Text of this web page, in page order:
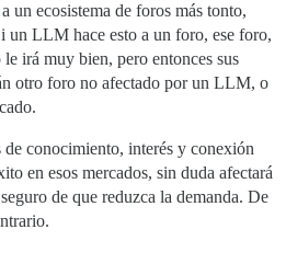
un ecosistema de foros más tonto,
un LLM hace esto a un foro, ese foro,
irá muy bien, pero entonces sus
otro foro no afectado por un LLM, o
conocimiento, interés y conexión
en esos mercados, sin duda afectará
de que reduzca la demanda. De